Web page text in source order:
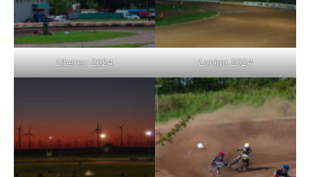
Liberec 2024 Lonigo 2024